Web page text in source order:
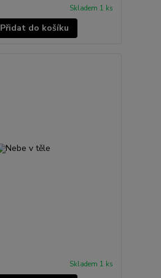
Skladem 1 ks
Přidat do košíku
Skladem 1 ks